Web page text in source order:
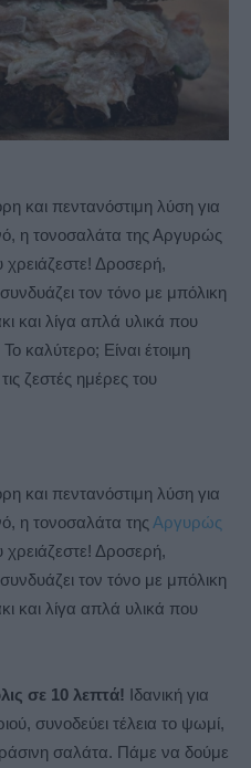
και πεντανόστιμη λύση για
η τονοσαλάτα της Αργυρώς
Δροσερή,
τον τόνο με μπόλικη
και λίγα απλά υλικά που
καλύτερο; Είναι έτοιμη
ζεστές ημέρες του
και πεντανόστιμη λύση για
η τονοσαλάτα της Αργυρώς
χρειάζεστε! Δροσερή,
τον τόνο με μπόλικη
και λίγα απλά υλικά που
σε 10 λεπτά! Ιδανική για
συνοδεύει τέλεια το ψωμί,
σαλάτα. Πάμε να δούμε